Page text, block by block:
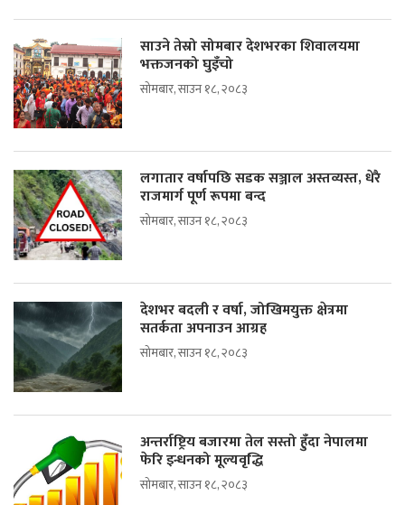
साउने तेस्रो सोमबार देशभरका शिवालयमा
भक्तजनको घुइँचो
सोमबार, साउन १८, २०८३
लगातार वर्षापछि सडक सञ्जाल अस्तव्यस्त, धेरै
राजमार्ग पूर्ण रूपमा बन्द
सोमबार, साउन १८, २०८३
देशभर बदली र वर्षा, जोखिमयुक्त क्षेत्रमा
सतर्कता अपनाउन आग्रह
सोमबार, साउन १८, २०८३
अन्तर्राष्ट्रिय बजारमा तेल सस्तो हुँदा नेपालमा
फेरि इन्धनको मूल्यवृद्धि
सोमबार, साउन १८, २०८३